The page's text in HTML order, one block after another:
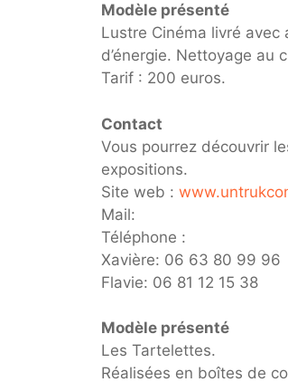
Modèle présenté
Lustre Cinéma livré avec
d’énergie. Nettoyage au
Tarif : 200 euros.
Contact
Vous pourrez découvrir
expositions.
Site web :
Mail:
Téléphone :
Xavière: 06 63 80 99 96
Flavie: 06 81 12 15 38
Modèle présenté
Les Tartelettes.
Réalisées en boîtes de